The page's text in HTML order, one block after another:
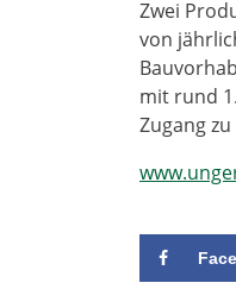
Zwei
von
mit rund
Zugang